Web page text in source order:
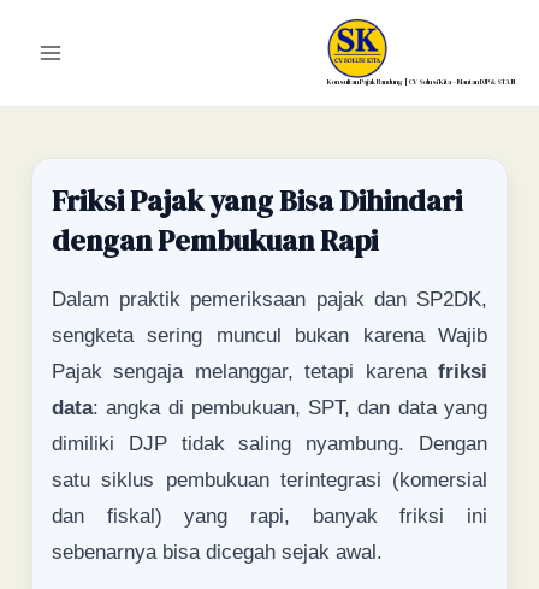
Main
Menu
Konsultan Pajak Bandung | CV Solusi Kita – Mantan DJP & STAN
Friksi Pajak yang Bisa Dihindari
dengan Pembukuan Rapi
Dalam praktik pemeriksaan pajak dan SP2DK,
sengketa sering muncul bukan karena Wajib
Pajak sengaja melanggar, tetapi karena friksi
data: angka di pembukuan, SPT, dan data yang
dimiliki DJP tidak saling nyambung. Dengan
satu siklus pembukuan terintegrasi (komersial
dan fiskal) yang rapi, banyak friksi ini
sebenarnya bisa dicegah sejak awal.